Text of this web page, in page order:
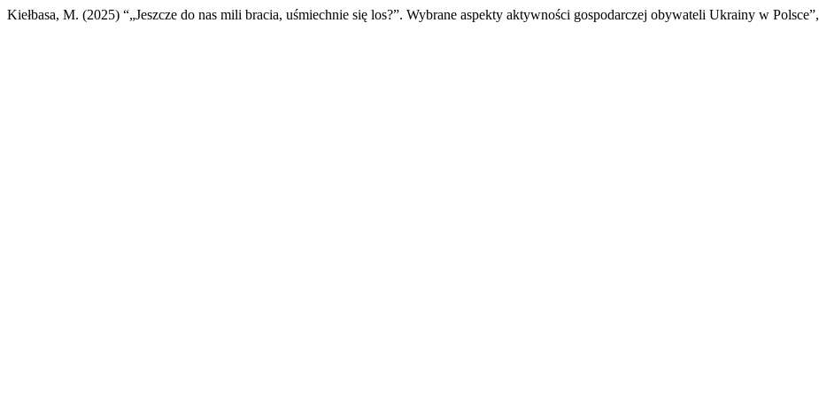
Kiełbasa, M. (2025) “„Jeszcze do nas mili bracia, uśmiechnie się los?”. Wybrane aspekty aktywności gospodarczej obywateli Ukrainy w Polsce”,